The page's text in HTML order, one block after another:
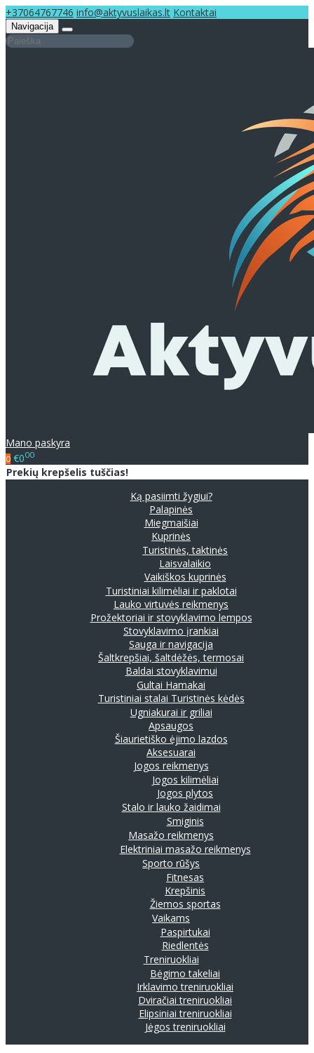
+37064767746 info@aktyvuslaikas.lt Kontaktai
Navigacija
Mano paskyra
0 €000
Prekių krepšelis tuščias!
Ką pasiimti žygiui?
Palapinės
Miegmaišiai
Kuprinės
Turistinės, taktinės
Laisvalaikio
Vaikiškos kuprinės
Turistiniai kilimėliai ir paklotai
Lauko virtuvės reikmenys
Prožektoriai ir stovyklavimo lempos
Stovyklavimo įrankiai
Sauga ir navigacija
Šaltkrepšiai, šaltdėžės, termosai
Baldai stovyklavimui
Gultai Hamakai
Turistiniai stalai Turistinės kėdės
Ugniakurai ir griliai
Apsaugos
Šiaurietiško ėjimo lazdos
Aksesuarai
Jogos reikmenys
Jogos kilimėliai
Jogos plytos
Stalo ir lauko žaidimai
Smiginis
Masažo reikmenys
Elektriniai masažo reikmenys
Sporto rūšys
Fitnesas
Krepšinis
Žiemos sportas
Vaikams
Paspirtukai
Riedlentės
Treniruokliai
Bėgimo takeliai
Irklavimo treniruokliai
Dviračiai treniruokliai
Elipsiniai treniruokliai
Jėgos treniruokliai